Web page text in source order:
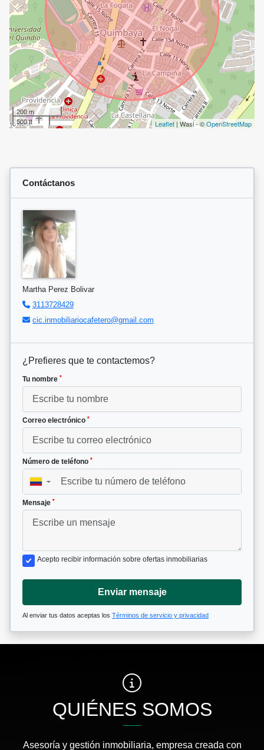
200 m
500 ft
Leaflet | Wasi - ©OpenStreetMap
Contáctanos
Martha Perez Bolivar
3113728429
cic.inmobiliariocafetero@gmail.com
¿Prefieres que te contactemos?
Tu nombre *
Correo electrónico *
Número de teléfono *
▼
Mensaje *
Acepto recibir información sobre ofertas inmobiliarias
Enviar mensaje
Al enviar tus datos aceptas los Términos de servicio y privacidad
QUIÉNES SOMOS
Asesoría y gestión inmobiliaria, empresa creada con